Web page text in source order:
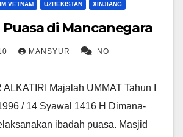
VETNAM UZBEKISTAN XINJIANG
di Mancanegara
MANSYUR NO
Majalah UMMAT Tahun I
/ 14 Syawal 1416 H Dimana-
ibadah puasa. Masjid